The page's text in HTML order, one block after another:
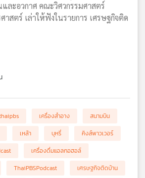
ละอวกาศ คณะวิศวกรรมศาสตร์
สตร์ เล่าให้ฟังในรายการ เศรษฐกิจติด
เครื่องสำอาง
สนามบิน
เหล้า บุหรี่
คิงส์พาวเวอร์
เครื่องดื่มแอลกอฮอล์
ThaiPBSPodcast
เศรษฐกิจติดบ้าน